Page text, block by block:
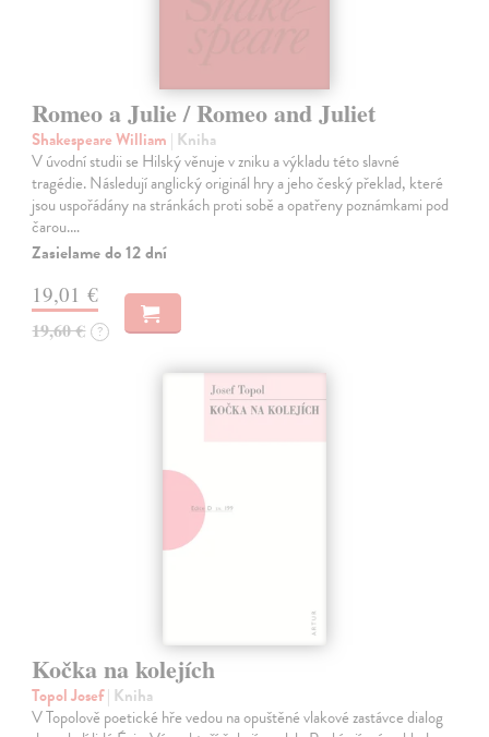
Romeo a Julie / Romeo and Juliet
Shakespeare William | Kniha
V úvodní studii se Hilský věnuje v zniku a výkladu této slavné
tragédie. Následují anglický originál hry a jeho český překlad, které
jsou uspořádány na stránkách proti sobě a opatřeny poznámkami pod
čarou.…
Zasielame do 12 dní
19,01 €
19,60 € ?
Kočka na kolejích
Topol Josef| Kniha
V Topolově poetické hře vedou na opuštěné vlakové zastávce dialog